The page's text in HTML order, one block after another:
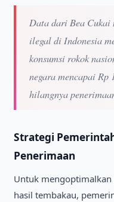
Data dari Bea Cukai
ilegal di Indonesia
konsumsi rokok
negara mencapai
hilangnya
Strategi
Penerimaan
Untuk
hasil tembakau,